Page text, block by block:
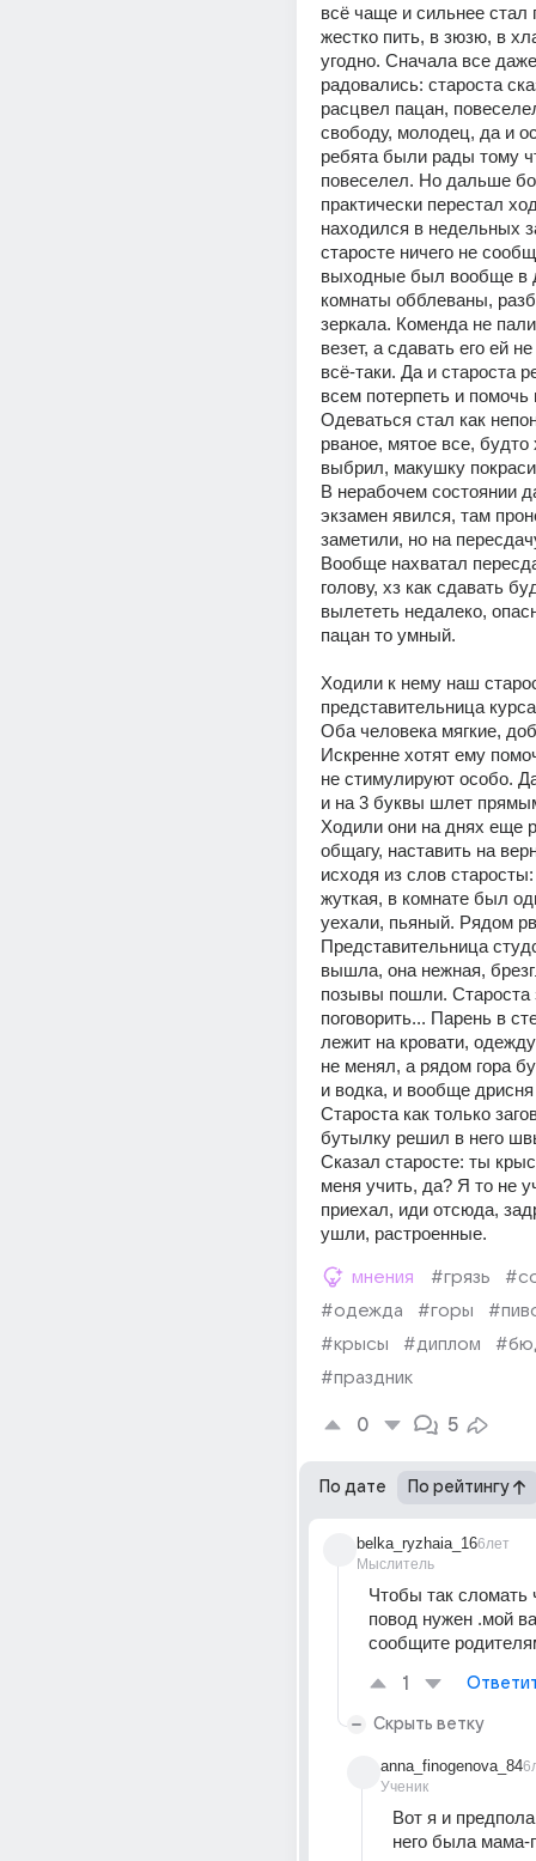
всё чаще и сильнее стал
жестко пить, в зюзю, в
угодно. Сначала все
радовались: староста
расцвел пацан,
свободу, молодец, да и
ребята были рады тому
повеселел. Но дальше
практически перестал
находился в недельных
старосте ничего не
выходные был вообще в
комнаты обблеваны,
зеркала. Коменда не
везет, а сдавать его ей
всё-таки. Да и староста
всем потерпеть и помочь
Одеваться стал как
рваное, мятое все, будто
выбрил, макушку
В нерабочем состоянии
экзамен явился, там
заметили, но на
Вообще нахватал
голову, хз как сдавать
вылететь недалеко,
пацан то умный.
Ходили к нему наш
представительница
Оба человека мягкие,
Искренне хотят ему
не стимулируют особо.
и на 3 буквы шлет
Ходили они на днях еще
общагу, наставить на
исходя из слов старосты:
жуткая, в комнате был
уехали, пьяный. Рядом
Представительница
вышла, она нежная,
позывы пошли. Староста
поговорить... Парень в
лежит на кровати,
не менял, а рядом гора
и водка, и вообще дрисня
Староста как только
бутылку решил в него
Сказал старосте: ты
меня учить, да? Я то не
приехал, иди отсюда,
ушли, растроенные.
мнения #грязь
#одежда
#горы
#крысы
#диплом
#праздник
0 5
По дате По рейтингу
belka_ryzhaia_16
Мыслитель
6лет
Чтобы так сломать
повод нужен .мой
сообщите
1
Скрыть ветку
anna_finogenova_84
Ученик
Вот я и
него была мама-